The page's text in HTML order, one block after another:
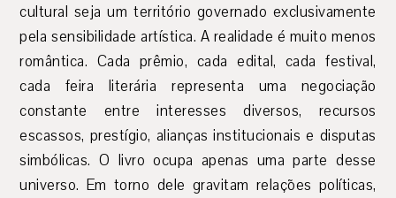
cultural seja um território governado exclusivamente
pela sensibilidade artística. A realidade é muito menos
romântica. Cada prêmio, cada edital, cada festival,
cada feira literária representa uma negociação
constante entre interesses diversos, recursos
escassos, prestígio, alianças institucionais e disputas
simbólicas. O livro ocupa apenas uma parte desse
universo. Em torno dele gravitam relações políticas,